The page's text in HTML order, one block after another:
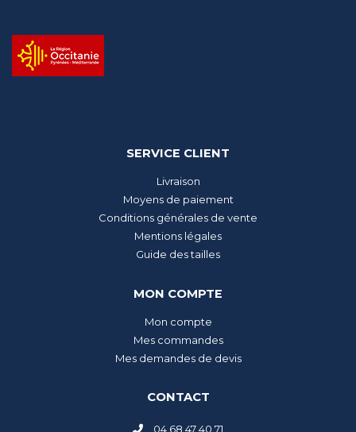
SERVICE CLIENT
Livraison
Moyens de paiement
Conditions générales de vente
Mentions légales
Guide des tailles
MON COMPTE
Mon compte
Mes commandes
Mes demandes de devis
CONTACT
04 68 47 40 71